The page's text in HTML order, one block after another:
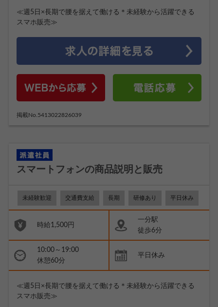
≪週5日×長期で腰を据えて働ける＊未経験から活躍できる
スマホ販売≫
掲載No.5413022826039
スマートフォンの商品説明と販売
未経験歓迎 交通費支給 長期 研修あり 平日休み
時給1,500円
一分駅
徒歩6分
10:00～19:00
休憩60分
平日休み
≪週5日×長期で腰を据えて働ける＊未経験から活躍できる
スマホ販売≫